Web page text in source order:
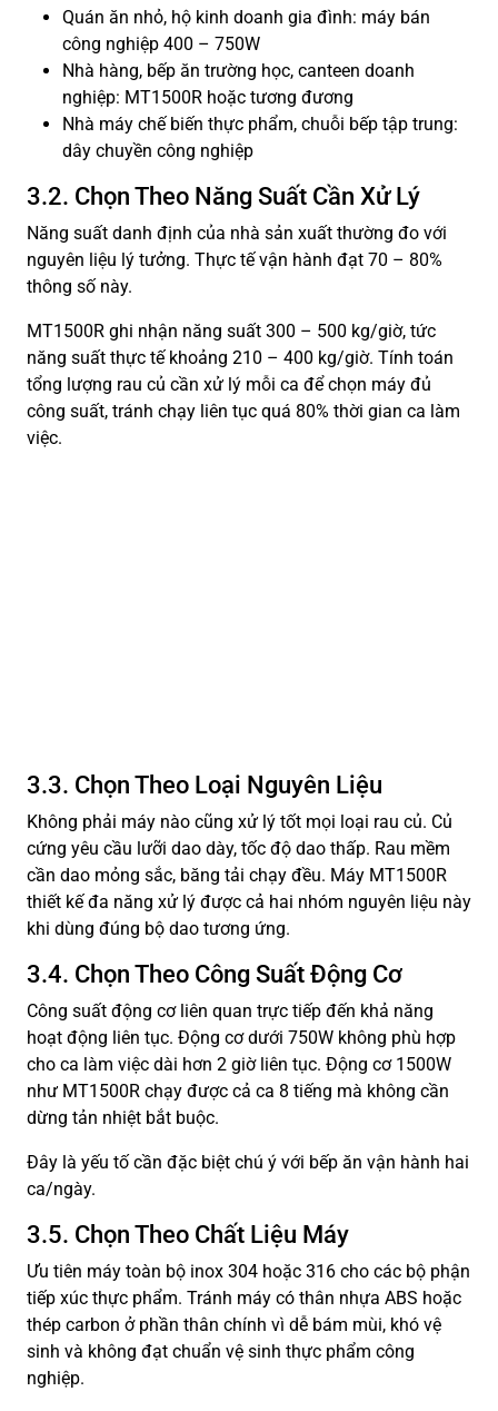
Quán ăn nhỏ, hộ kinh doanh gia đình: máy bán
công nghiệp 400 – 750W
Nhà hàng, bếp ăn trường học, canteen doanh
nghiệp: MT1500R hoặc tương đương
Nhà máy chế biến thực phẩm, chuỗi bếp tập trung:
dây chuyền công nghiệp
3.2. Chọn Theo Năng Suất Cần Xử Lý
Năng suất danh định của nhà sản xuất thường đo với
nguyên liệu lý tưởng. Thực tế vận hành đạt 70 – 80%
thông số này.
MT1500R ghi nhận năng suất 300 – 500 kg/giờ, tức
năng suất thực tế khoảng 210 – 400 kg/giờ. Tính toán
tổng lượng rau củ cần xử lý mỗi ca để chọn máy đủ
công suất, tránh chạy liên tục quá 80% thời gian ca làm
việc.
3.3. Chọn Theo Loại Nguyên Liệu
Không phải máy nào cũng xử lý tốt mọi loại rau củ. Củ
cứng yêu cầu lưỡi dao dày, tốc độ dao thấp. Rau mềm
cần dao mỏng sắc, băng tải chạy đều. Máy MT1500R
thiết kế đa năng xử lý được cả hai nhóm nguyên liệu này
khi dùng đúng bộ dao tương ứng.
3.4. Chọn Theo Công Suất Động Cơ
Công suất động cơ liên quan trực tiếp đến khả năng
hoạt động liên tục. Động cơ dưới 750W không phù hợp
cho ca làm việc dài hơn 2 giờ liên tục. Động cơ 1500W
như MT1500R chạy được cả ca 8 tiếng mà không cần
dừng tản nhiệt bắt buộc.
Đây là yếu tố cần đặc biệt chú ý với bếp ăn vận hành hai
ca/ngày.
3.5. Chọn Theo Chất Liệu Máy
Ưu tiên máy toàn bộ inox 304 hoặc 316 cho các bộ phận
tiếp xúc thực phẩm. Tránh máy có thân nhựa ABS hoặc
thép carbon ở phần thân chính vì dễ bám mùi, khó vệ
sinh và không đạt chuẩn vệ sinh thực phẩm công
nghiệp.